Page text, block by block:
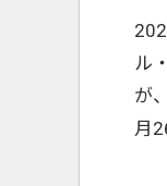
ル
が
月